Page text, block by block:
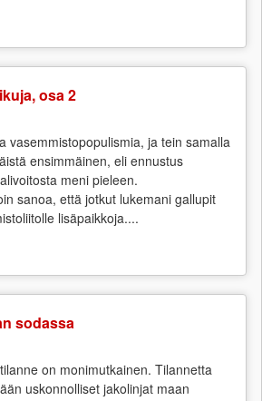
osa 2
vasemmistopopulismia, ja tein samalla
ensimmäinen, eli ennustus
meni pieleen.
sanoa, että jotkut lukemani gallupit
lisäpaikkoja....
sodassa
on monimutkainen. Tilannetta
uskonnolliset jakolinjat maan